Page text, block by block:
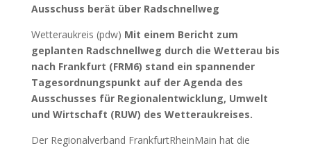
Ausschuss berät über Radschnellweg
Wetteraukreis (pdw) Mit einem Bericht zum
geplanten Radschnellweg durch die Wetterau bis
nach Frankfurt (FRM6) stand ein spannender
Tagesordnungspunkt auf der Agenda des
Ausschusses für Regionalentwicklung, Umwelt
und Wirtschaft (RUW) des Wetteraukreises.
Der Regionalverband FrankfurtRheinMain hat die